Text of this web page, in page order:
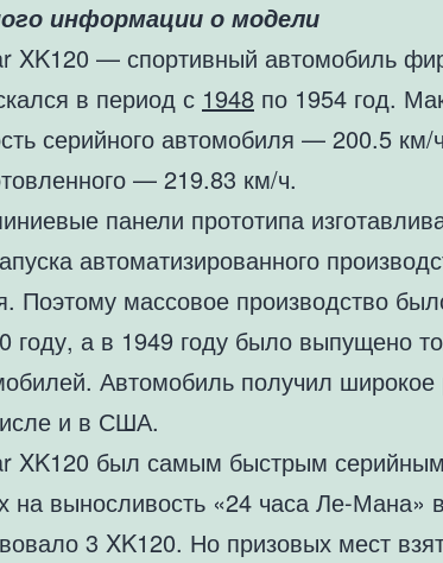
информации о модели
XK120 — спортивный автомобиль
в период с 1948 по 1954 год.
серийного автомобиля — 200.5 км/
— 219.83 км/ч.
панели прототипа
автоматизированного
Поэтому массовое производство
году, а в 1949 году было выпущено
Автомобиль получил широкое
и в США.
XK120 был самым быстрым
на выносливость «24 часа Ле-Мана»
3 XK120. Но призовых мест